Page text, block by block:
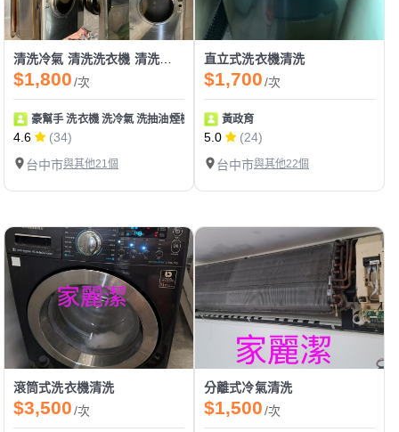
清洗冷氣 清洗洗衣機 清洗抽油煙機
$1,800/次
豪幫手 洗衣機 洗冷氣 洗抽油煙機
4.6
(34)
台中市與其他21個
直立式洗衣機清洗
$1,700/次
黃政育
5.0
(24)
台中市與其他22個
滾筒式洗衣機清洗
$3,500/次
分離式冷氣清洗
$1,500/次